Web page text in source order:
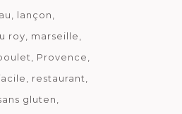
lançon
roy
marseille
Provence
restaurant
gluten